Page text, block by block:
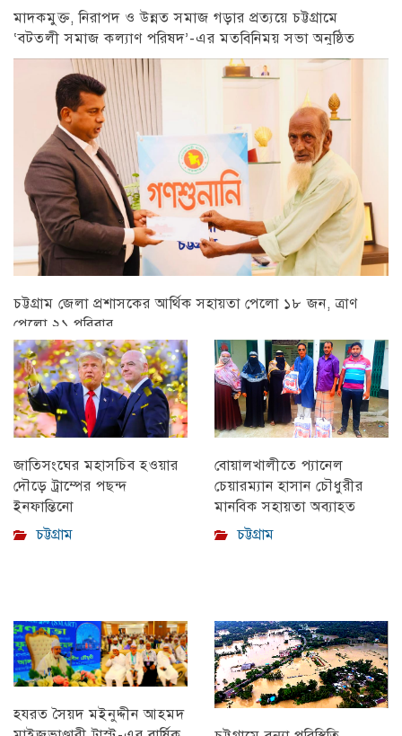
মাদকমুক্ত, নিরাপদ ও উন্নত সমাজ গড়ার প্রত্যয়ে চট্টগ্রামে
‘বটতলী সমাজ কল্যাণ পরিষদ’-এর মতবিনিময় সভা অনুষ্ঠিত
চট্টগ্রাম
চট্টগ্রাম জেলা প্রশাসকের আর্থিক সহায়তা পেলো ১৮ জন, ত্রাণ
পেলো ২১ পরিবার
চট্টগ্রাম
জাতিসংঘের মহাসচিব হওয়ার
দৌড়ে ট্রাম্পের পছন্দ
ইনফান্তিনো
চট্টগ্রাম
বোয়ালখালীতে প্যানেল
চেয়ারম্যান হাসান চৌধুরীর
মানবিক সহায়তা অব্যাহত
চট্টগ্রাম
হযরত সৈয়দ মইনুদ্দীন আহমদ